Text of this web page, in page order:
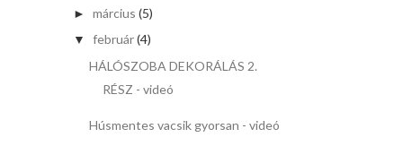
► március (5)
▼ február(4)
HÁLÓSZOBA DEKORÁLÁS 2.
RÉSZ - videó
Húsmentes vacsik gyorsan - videó